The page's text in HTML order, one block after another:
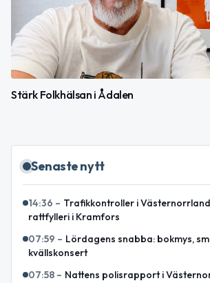
Stärk Folkhälsan i Ådalen
Senaste nytt
14:36 – Trafikkontroller i
rattfylleri i Kramfors
07:59 – Lördagens snabba: bokmys,
kvällskonsert
07:58 – Nattens polisrapport i